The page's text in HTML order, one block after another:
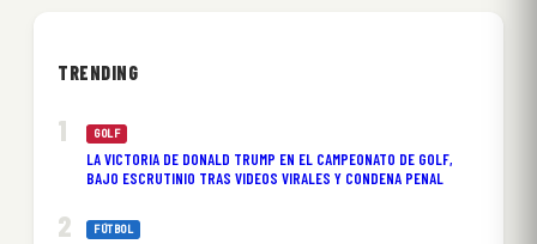
TRENDING
GOLF
LA VICTORIA DE DONALD TRUMP EN EL CAMPEONATO DE GOLF,
BAJO ESCRUTINIO TRAS VIDEOS VIRALES Y CONDENA PENAL
FÚTBOL